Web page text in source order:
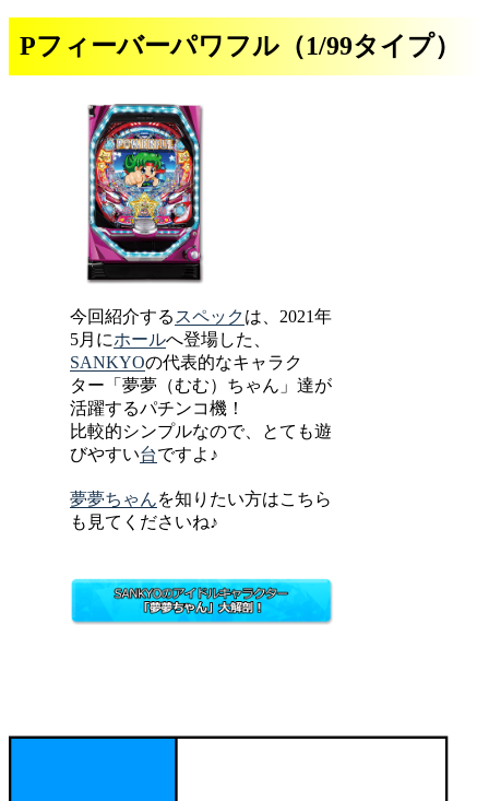
Pフィーバーパワフル（1/99タイプ）
今回紹介する スペックは、2021年
5月にホールへ登場した、
SANKYOの代表的なキャラク
ター「夢夢（むむ）ちゃん」達が
活躍するパチンコ機！
比較的シンプルなので、とても遊
びやすい台ですよ♪
夢夢ちゃんを知りたい方はこちら
も見てくださいね♪